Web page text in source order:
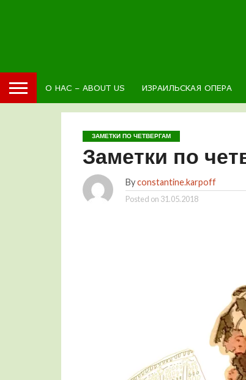
О НАС – ABOUT US ИЗРАИЛЬСКАЯ ОПЕРА
ЗАМЕТКИ ПО ЧЕТВЕРГАМ
Заметки по
Byconstantine.karpoff
Posted on 31.05.2018